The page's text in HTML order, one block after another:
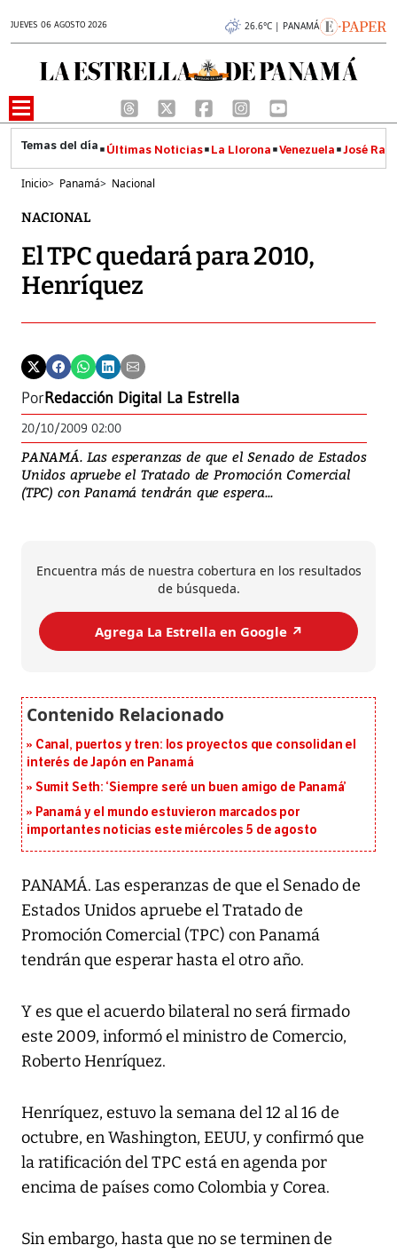
JUEVES 06 AGOSTO 2026 26.6°C | PANAMÁ
Últimas Noticias La Llorona Venezuela José
Inicio> Panamá> Nacional
NACIONAL
El TPC quedará para 2010,
Henríquez
PorRedacción Digital La Estrella
20/10/2009 02:00
PANAMÁ. Las esperanzas de que el Senado de Estados
Unidos apruebe el Tratado de Promoción Comercial
(TPC) con Panamá tendrán que espera...
Encuentra más de nuestra cobertura en los resultados
de búsqueda.
Agrega La Estrella en Google ↗️
Canal, puertos y tren: los proyectos que consolidan el
interés de Japón en Panamá
Sumit Seth: ‘Siempre seré un buen amigo de Panamá’
Panamá y el mundo estuvieron marcados por
importantes noticias este miércoles 5 de agosto
PANAMÁ. Las esperanzas de que el Senado de
Estados Unidos apruebe el Tratado de
Promoción Comercial (TPC) con Panamá
tendrán que esperar hasta el otro año.
Y es que el acuerdo bilateral no será firmado
este 2009, informó el ministro de Comercio,
Roberto Henríquez.
Henríquez, estuvo la semana del 12 al 16 de
octubre, en Washington, EEUU, y confirmó que
la ratificación del TPC está en agenda por
encima de países como Colombia y Corea.
Sin embargo, hasta que no se terminen de